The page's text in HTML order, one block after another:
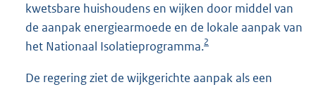
kwetsbare huishoudens en wijken door middel van
de aanpak energiearmoede en de lokale aanpak van
het Nationaal Isolatieprogramma.2
De regering ziet de wijkgerichte aanpak als een